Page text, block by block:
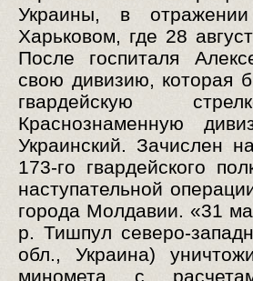
Украины, в
Харьковом, где 28
После госпиталя
свою дивизию, которая
гвардейскую
Краснознаменную
Украинский. Зачислен
173-го гвардейского
наступательной
города Молдавии. «31
р. Тишпул северо-
обл., Украина)
миномета с